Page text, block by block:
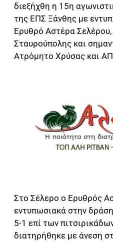
διεξήχθη η 15η
της ΕΠΣ Ξάνθης με
Ερυθρό Αστέρα
Σταυρούπολης και
Ατρόμητο Χρύσας και
Στο Σέλερο ο Ερυθρός
εντυπωσιακά στην
5-1 επί των
διατηρήθηκε με άνεση